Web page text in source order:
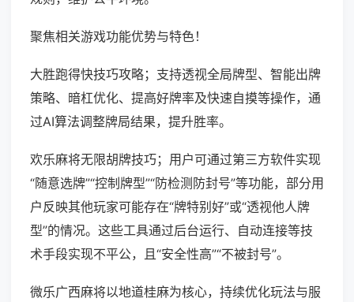
聚焦相关游戏功能优势与特色！
大胜跑得快技巧攻略；支持透视全局牌型、智能出牌
策略、暗杠优化、提高好牌率及快速自摸等操作，通
过AI算法调整牌局结果，提升胜率。
欢乐麻将无限胡牌技巧；用户可通过第三方软件实现
“随意选牌”“控制牌型”“防检测防封号”等功能，部分用
户反映其他玩家可能存在“牌特别好”或“透视他人牌
型”的情况。这些工具通过后台运行、自动连接等技
术手段实现不平公，且“安全性高”“不被封号”。
微乐广西麻将以地道桂麻为核心，持续优化玩法与服